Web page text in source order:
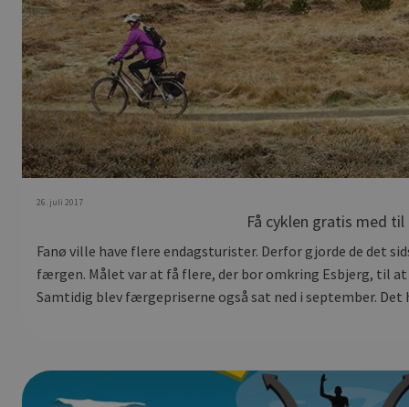
26. juli 2017
Få cyklen gratis med til
Fanø ville have flere endagsturister. Derfor gjorde de det
færgen. Målet var at få flere, der bor omkring Esbjerg, til
Samtidig blev færgepriserne også sat ned i september. Det